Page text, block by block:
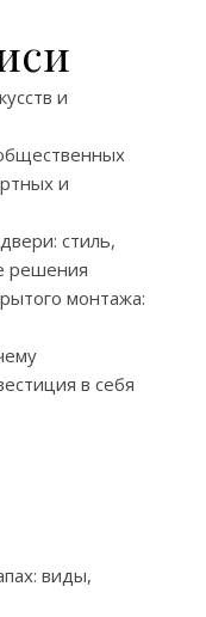
и
и
стиль,
решения
монтажа:
в себя
виды,